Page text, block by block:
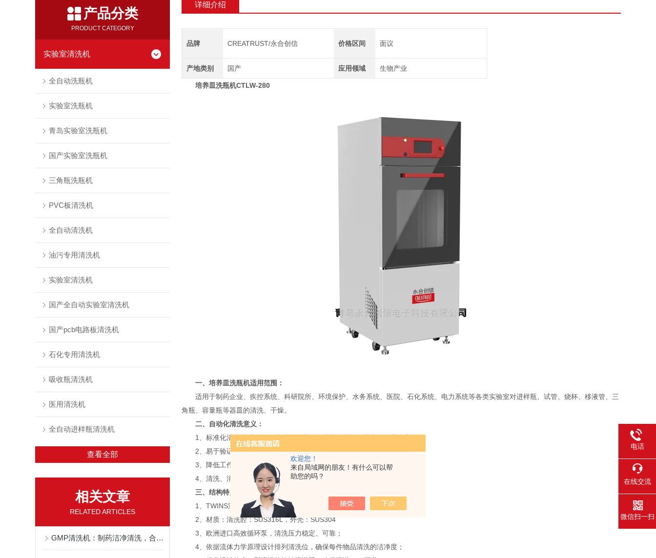
欢迎您！
来自局域网的朋友！有什么可以帮
助您的吗？
产品分类
PRODUCT CATEGORY
实验室清洗机
全自动洗瓶机
实验室洗瓶机
青岛实验室洗瓶机
国产实验室洗瓶机
三角瓶洗瓶机
PVC板清洗机
全自动清洗机
油污专用清洗机
实验室清洗机
国产全自动实验室清洗机
国产pcb电路板清洗机
石化专用清洗机
吸收瓶清洗机
医用清洗机
全自动进样瓶清洗机
查看全部
相关文章
RELATED ARTICLES
GMP清洗机：制药洁净清洗，合规生产关键设备
详细介绍
品牌 CREATRUST/永合创信 价格区间 面议
产地类别 国产 应用领域 生物产业
培养皿洗瓶机CTLW-280
一、 培养皿洗瓶机适用范围：
适用于制药企业、疾控系统、科研院所、环境保护、水务系统、医院、石化系统、电力系统等各类实验室对进样瓶、试管、烧杯、移液管、三
角瓶、容量瓶等器皿的清洗、干燥。
二、自动化清洗意义：
1、标准化清洗处理，确保清洗效果统一，减少人为操作产生不确定因素。
2、易于验证和保存记录，便于追溯管理。
3、降低工作人员风险，避免人员在手动清洗过程中造成伤害或感染。
4、清洗、消毒、干燥全自动完成，减少设备和人工投入，节约成本。
三、结构特点
1、TWINS清洗干燥系统，实现器皿的原位清洗、干燥；
2、材质：清洗腔：SUS316L，外壳：SUS304
3、欧洲进口高效循环泵，清洗压力稳定、可靠；
4、依据流体力学原理设计排列清洗位，确保每件物品清洗的洁净度；
电话
在线交流
微信扫一扫